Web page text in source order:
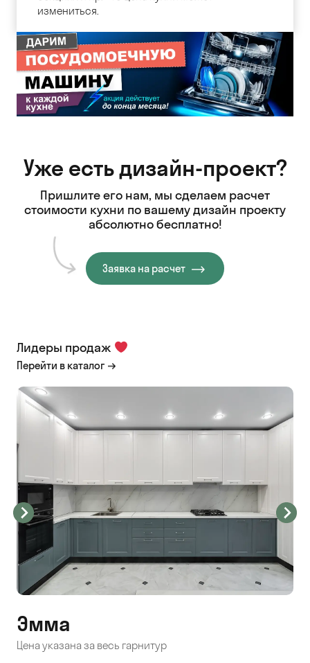
измениться.
Уже есть дизайн-проект?
Пришлите его нам, мы сделаем расчет
стоимости кухни по вашему дизайн проекту
абсолютно бесплатно!
Заявка на расчет
Лидеры продаж
Перейти в каталог
Эмма
Цена указана за весь гарнитур